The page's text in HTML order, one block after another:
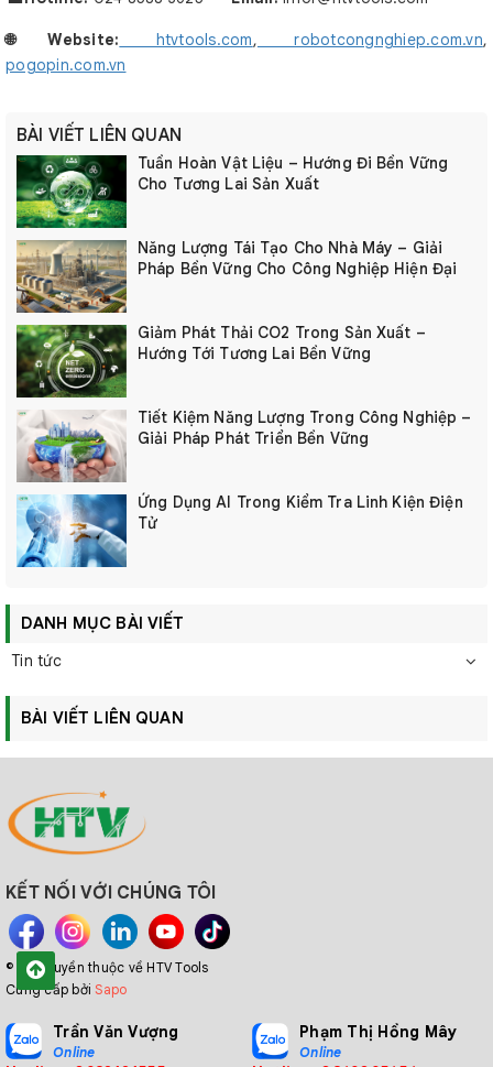
🌐Website: htvtools.com, robotcongnghiep.com.vn,
pogopin.com.vn
BÀI VIẾT LIÊN QUAN
Tuần Hoàn Vật Liệu – Hướng Đi Bền Vững
Cho Tương Lai Sản Xuất
Năng Lượng Tái Tạo Cho Nhà Máy – Giải
Pháp Bền Vững Cho Công Nghiệp Hiện Đại
Giảm Phát Thải CO2 Trong Sản Xuất –
Hướng Tới Tương Lai Bền Vững
Tiết Kiệm Năng Lượng Trong Công Nghiệp –
Giải Pháp Phát Triển Bền Vững
Ứng Dụng AI Trong Kiểm Tra Linh Kiện Điện
Tử
DANH MỤC BÀI VIẾT
Tin tức
BÀI VIẾT LIÊN QUAN
KẾT NỐI VỚI CHÚNG TÔI
© Bản quyền thuộc về HTV Tools
Cung cấp bởiSapo
Trần Văn Vượng
Online
Phạm Thị Hồng Mây
Online